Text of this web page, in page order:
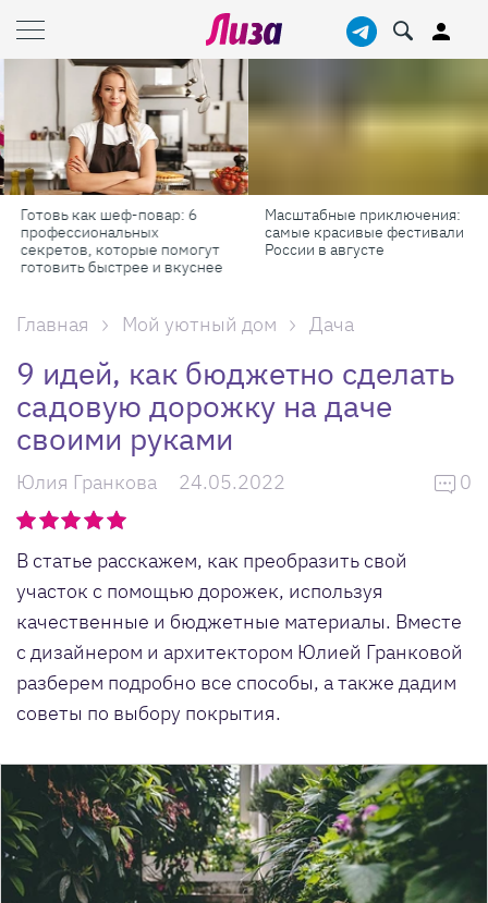
Готовь как шеф-повар: 6
профессиональных
секретов, которые помогут
готовить быстрее и вкуснее
Масштабные приключения:
самые красивые фестивали
России в августе
Главная Мой уютный дом Дача
9 идей, как бюджетно сделать
садовую дорожку на даче
своими руками
Юлия Гранкова 24.05.2022 0
В статье расскажем, как преобразить свой
участок с помощью дорожек, используя
качественные и бюджетные материалы. Вместе
с дизайнером и архитектором Юлией Гранковой
разберем подробно все способы, а также дадим
советы по выбору покрытия.